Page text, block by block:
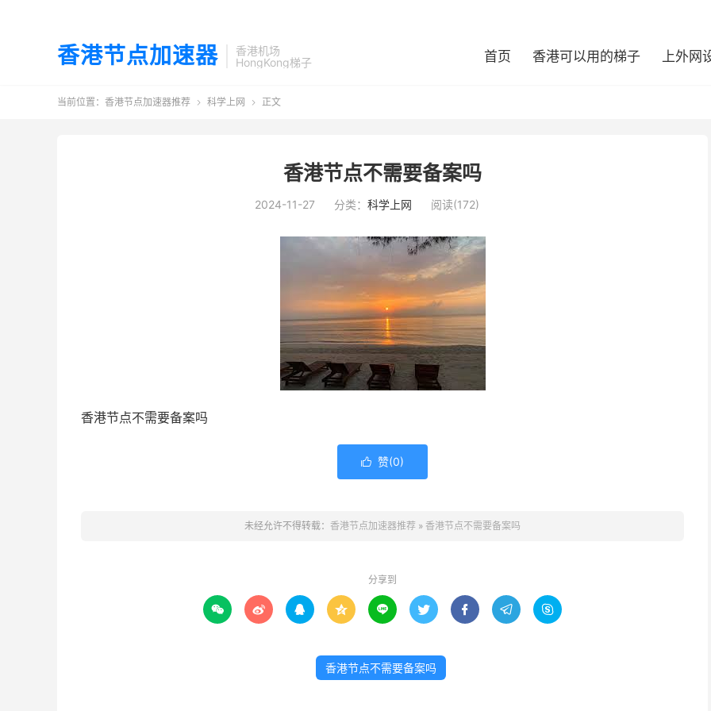
香港节点加速器
香港机场
HongKong梯子
首页 香港可以用的梯子 上外网
当前位置： 香港节点加速器推荐  科学上网  正文
香港节点不需要备案吗
2024-11-27 分类： 科学上网 阅读(172)
香港节点不需要备案吗
 赞(0)
未经允许不得转载： 香港节点加速器推荐 » 香港节点不需要备案吗
分享到
        
香港节点不需要备案吗